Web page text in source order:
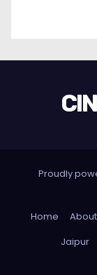
Proudly
Home About
Jaipur